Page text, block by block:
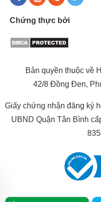
Chứng thực bởi
Bản quyền thuộc về
42/8 Đồng Đen,
Giấy chứng nhận đăng ký
UBND Quận Tân Bình